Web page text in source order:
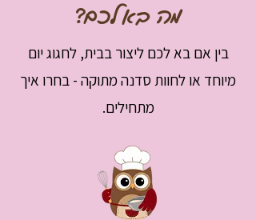
מה בא לכם?
בין אם בא לכם ליצור בבית, לחגוג יום
מיוחד או לחוות סדנה מתוקה - בחרו איך
מתחילים.